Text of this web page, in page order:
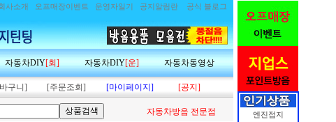
사소개 오프매장이벤트 운영자일기 공지알림란 공식 블로그
자동차DIY[회] 자동차DIY[운] 자동차동영상
구니] [주문조회] [마이페이지] [공지]
자동차방음 전문점
엔진접지